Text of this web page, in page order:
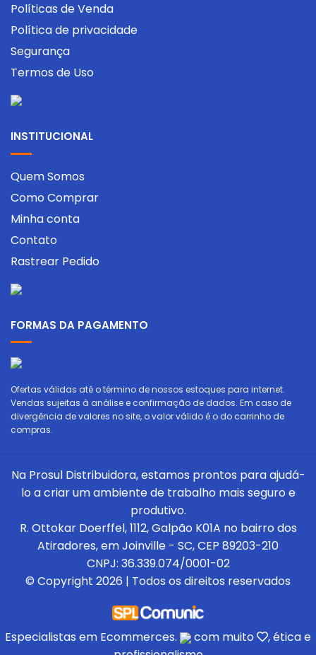
Políticas de Venda
Política de privacidade
Segurança
Termos de Uso
INSTITUCIONAL
Quem Somos
Como Comprar
Minha conta
Contato
Rastrear Pedido
FORMAS DA PAGAMENTO
Ofertas válidas até o término de nossos estoques para internet.
Vendas sujeitas à análise e confirmação de dados. Em caso de
divergência de valores no site, o valor válido é o do carrinho de
compras.
Na Prosul Distribuidora, estamos prontos para ajudá-
lo a criar um ambiente de trabalho mais seguro e
produtivo.
R. Ottokar Doerffel, 1112, Galpão K01A no bairro dos
Atiradores, em Joinville - SC, CEP 89203-210
CNPJ: 36.339.074/0001-02
© Copyright 2026 | Todos os direitos reservados
Especialistas em Ecommerces. com muito
, ética e